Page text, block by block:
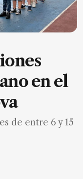
en el
de entre 6 y 15